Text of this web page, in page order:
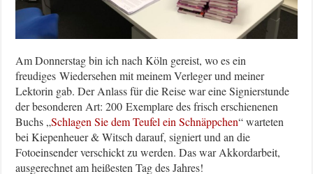
Am Donnerstag bin ich nach Köln gereist, wo es ein
freudiges Wiedersehen mit meinem Verleger und meiner
Lektorin gab. Der Anlass für die Reise war eine Signierstunde
der besonderen Art: 200 Exemplare des frisch erschienenen
Buchs „Schlagen Sie dem Teufel ein Schnäppchen“ warteten
bei Kiepenheuer & Witsch darauf, signiert und an die
Fotoeinsender verschickt zu werden. Das war Akkordarbeit,
ausgerechnet am heißesten Tag des Jahres!